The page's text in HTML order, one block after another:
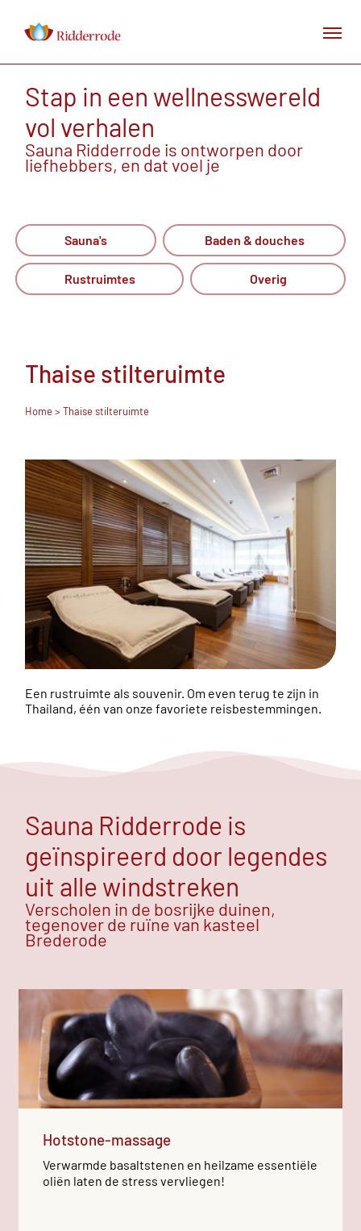
Stap in een wellnesswereld
vol verhalen
Sauna Ridderrode is ontworpen door
liefhebbers, en dat voel je
Sauna's Baden & douches
Rustruimtes Overig
Thaise stilteruimte
Home> Thaise stilteruimte
Een rustruimte als souvenir. Om even terug te zijn in
Thailand, één van onze favoriete reisbestemmingen.
Sauna Ridderrode is
geïnspireerd door legendes
uit alle windstreken
Verscholen in de bosrijke duinen,
tegenover de ruïne van kasteel
Brederode
Hotstone-massage
Verwarmde basaltstenen en heilzame essentiële
oliën laten de stress vervliegen!